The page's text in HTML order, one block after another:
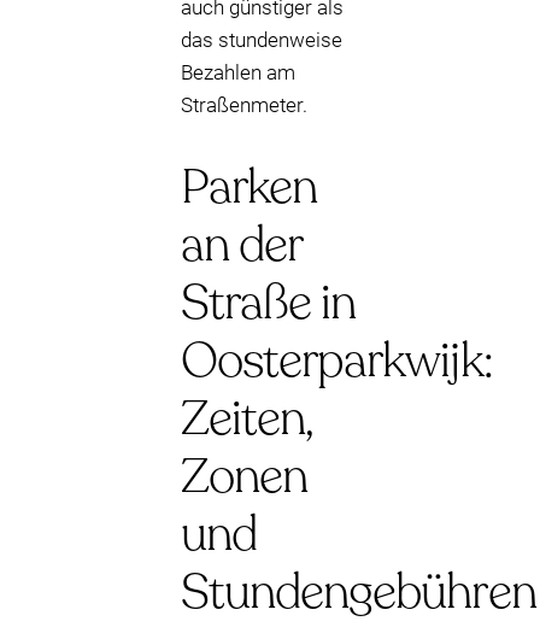
auch günstiger als
das stundenweise
Bezahlen am
Straßenmeter.
Parken
an der
Straße in
Oosterparkwijk:
Zeiten,
Zonen
und
Stundengebühren